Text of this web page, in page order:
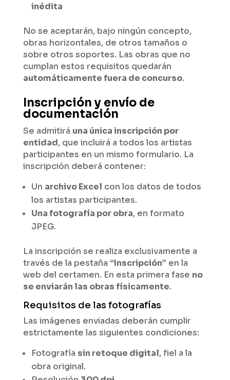
inédita
No se aceptarán, bajo ningún concepto,
obras horizontales, de otros tamaños o
sobre otros soportes. Las obras que no
cumplan estos requisitos quedarán
automáticamente fuera de concurso.
Inscripción y envío de
documentación
Se admitirá una única inscripción por
entidad, que incluirá a todos los artistas
participantes en un mismo formulario. La
inscripción deberá contener:
Un archivo Excel con los datos de todos
los artistas participantes.
Una fotografía por obra, en formato
JPEG.
La inscripción se realiza exclusivamente a
través de la pestaña “Inscripción” en la
web del certamen. En esta primera fase no
se enviarán las obras físicamente.
Requisitos de las fotografías
Las imágenes enviadas deberán cumplir
estrictamente las siguientes condiciones:
Fotografía sin retoque digital, fiel a la
obra original.